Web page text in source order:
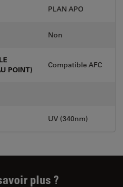
PLAN APO
Non
POINT)
Compatible AFC
UV (340nm)
plus ?